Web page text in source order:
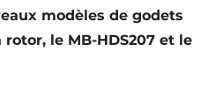
modèles de godets
le MB-HDS207 et le